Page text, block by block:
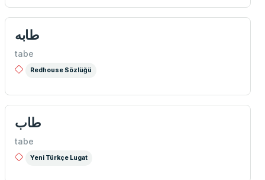
طابه
tabe
Redhouse Sözlüğü
طاب
tabe
Yeni Türkçe Lugat